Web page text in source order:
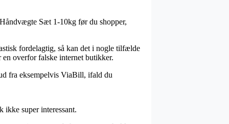
Sæt 1-10kg før du shopper,
fordelagtig, så kan det i nogle tilfælde
overfor falske internet butikker.
fra eksempelvis ViaBill, ifald du
ikke super interessant.